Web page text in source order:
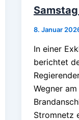
8. Januar
In einer
berichtet
Wegner
Stromnetz